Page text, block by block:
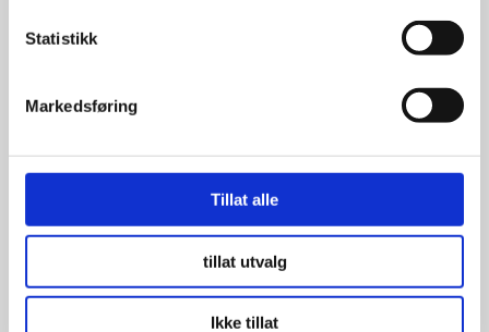
Statistikk
Markedsføring
Tillat alle
tillat utvalg
Ikke tillat